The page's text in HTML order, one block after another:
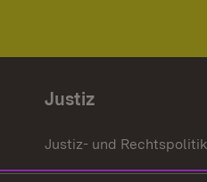
Justiz
Justiz- und Rechtspolitik